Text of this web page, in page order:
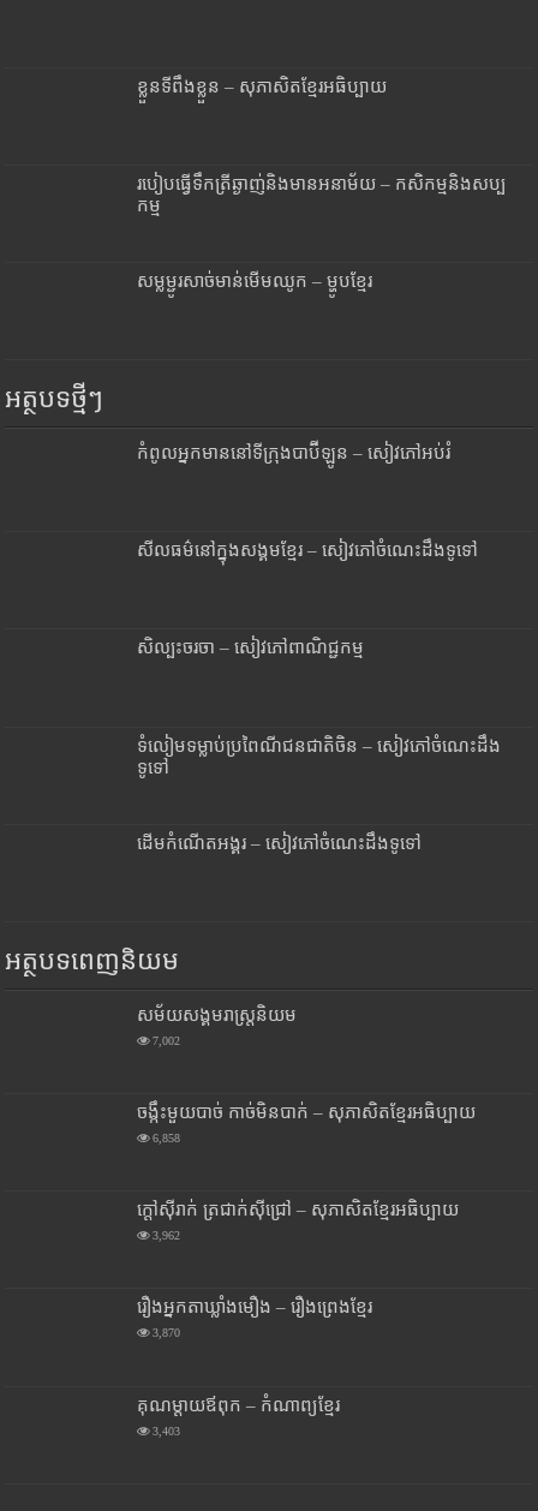
ខ្លួនទីពឹងខ្លួន – សុភាសិតខ្មែរអធិប្បាយ
របៀបធ្វើទឹកត្រីឆ្ងាញ់និងមានអនាម័យ – កសិកម្មនិងសប្ប
កម្ម
សម្លម្ជូរសាច់មាន់មើមឈូក – ម្ហូបខ្មែរ
អត្ថបទថ្មីៗ
កំពូលអ្នកមាននៅទីក្រុងបាប៊ីឡូន – សៀវភៅអប់រំ
សីលធម៌នៅក្នុងសង្គមខ្មែរ – សៀវភៅចំណេះដឹងទូទៅ
សិល្បះចរចា – សៀវភៅពាណិជ្ជកម្ម
ទំលៀមទម្លាប់ប្រពៃណីជនជាតិចិន – សៀវភៅចំណេះដឹង
ទូទៅ
ដើមកំណើតអង្គរ – សៀវភៅចំណេះដឹងទូទៅ
អត្ថបទពេញនិយម
សម័យសង្គមរាស្រ្តនិយម
7,002
ចង្កឹះមួយបាច់ កាច់មិនបាក់ – សុភាសិតខ្មែរអធិប្បាយ
6,858
ក្តៅស៊ីរាក់ ត្រជាក់ស៊ីជ្រៅ – សុភាសិតខ្មែរអធិប្បាយ
3,962
រឿងអ្នកតាឃ្លាំងមឿង – រឿងព្រេងខ្មែរ
3,870
គុណម្តាយឪពុក – កំណាព្យខ្មែរ
3,403